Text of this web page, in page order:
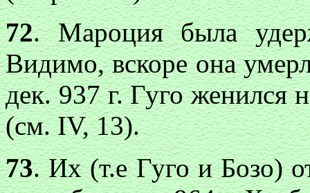
72. Мароция была
Видимо, вскоре она
дек. 937 г. Гуго женился
(см. IV, 13).
73. Их (т.е Гуго и Бозо)